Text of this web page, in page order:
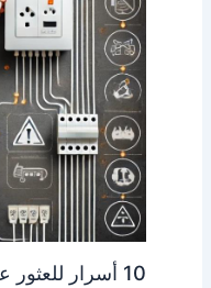
10 أسرار